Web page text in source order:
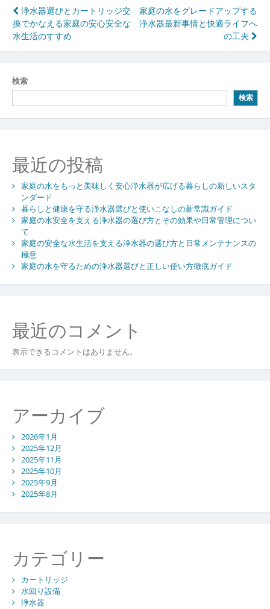
投
稿
ナ
ビ
ゲ
ー
ョ
ン
浄水器選びとカートリッジ交
換でかなえる家庭の安心安全な
水生活のすすめ
家庭の水をグレードアップする
浄水器最新事情と快適ライフへ
の工夫
検索
検索
最近の投稿
家庭の水をもっと美味しく安心浄水器が広げる暮らしの新しいスタ
ンダード
暮らしと健康を守る浄水器選びと使いこなしの新常識ガイド
家庭の水安全を支える浄水器の選び方とその効果や日常管理につい
て
家庭の安全な水生活を支える浄水器の選び方と日常メンテナンスの
極意
家庭の水を守るための浄水器選びと正しい使い方徹底ガイド
最近のコメント
表示できるコメントはありません。
アーカイブ
2026年1月
2025年12月
2025年11月
2025年10月
2025年9月
2025年8月
カテゴリー
カートリッジ
水回り設備
浄水器